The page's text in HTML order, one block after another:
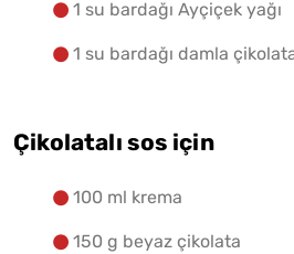
1 su bardağı Ayçiçek yağı
1 su bardağı damla
Çikolatalı sos için
100 ml krema
150 g beyaz çikolata